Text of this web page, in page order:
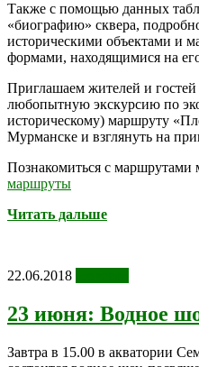
Также с помощью данных
«биографию» сквера,
историческими объектами и
формами, находящимися на
Приглашаем жителей и
любопытную экскурсию по
историческому) маршруту
Мурманске и взглянуть на
Познакомитьcя с маршрутами
маршруты
Читать дальше
22.06.2018
23 июня: Водное
Завтра в 15.00 в акватории